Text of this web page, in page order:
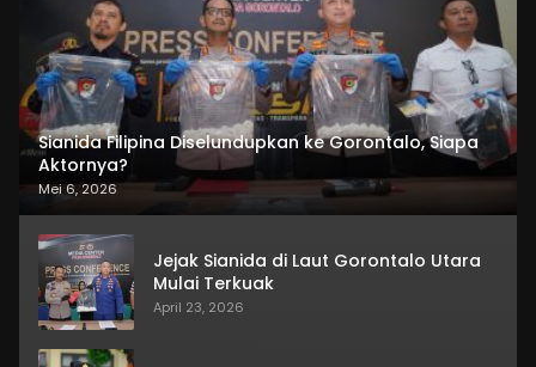
Sianida Filipina Diselundupkan ke Gorontalo, Siapa
Aktornya?
Mei 6, 2026
Jejak Sianida di Laut Gorontalo Utara
Mulai Terkuak
April 23, 2026